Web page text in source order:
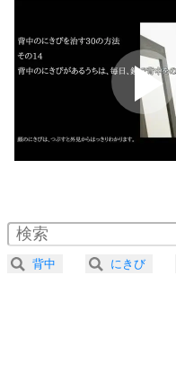
いらいら
プラス思
ポジテ
ポジティ
ストレス
人生、
気楽に生
4 器の大
2.0倍速 （274KB 1
2.5倍速 （219KB 55
3.0倍速 （183KB 46
背中 にきび